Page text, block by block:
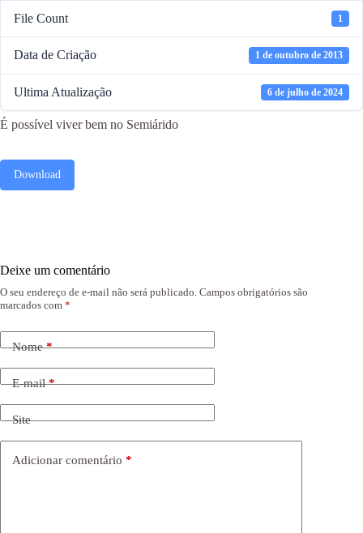
File Count 1
Data de Criação 1 de outubro de 2013
Ultima Atualização 6 de julho de 2024
É possível viver bem no Semiárido
Download
Deixe um comentário
O seu endereço de e-mail não será publicado. Campos obrigatórios são
marcados com *
Nome*
E-mail*
Site
Adicionar comentário *